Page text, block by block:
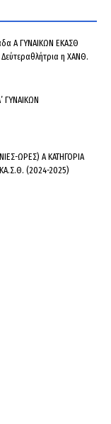
Α ΓΥΝΑΙΚΩΝ ΕΚΑΣΘ
η ΧΑΝΘ.
ΓΥΝΑΙΚΩΝ
ΩΡΕΣ) Α ΚΑΤΗΓΟΡΙΑ
(2024-2025)